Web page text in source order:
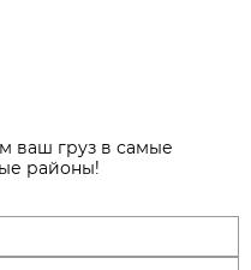
ваш груз в самые
районы!